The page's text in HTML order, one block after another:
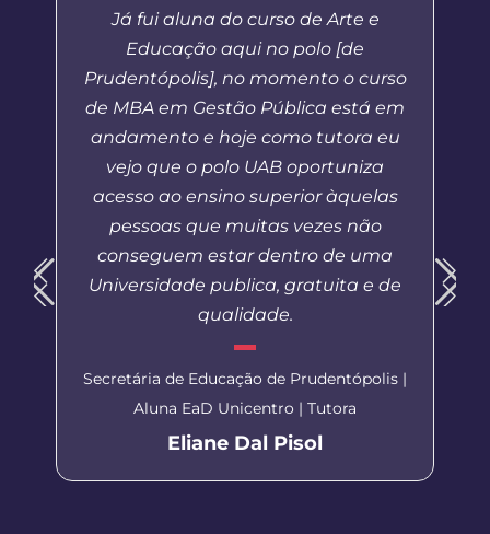
Já fui aluna do curso de Arte e
Educação aqui no polo [de
Prudentópolis], no momento o curso
de MBA em Gestão Pública está em
andamento e hoje como tutora eu
vejo que o polo UAB oportuniza
acesso ao ensino superior àquelas
pessoas que muitas vezes não
conseguem estar dentro de uma
Universidade publica, gratuita e de
qualidade.
Secretária de Educação de Prudentópolis |
Aluna EaD Unicentro | Tutora
Eliane Dal Pisol